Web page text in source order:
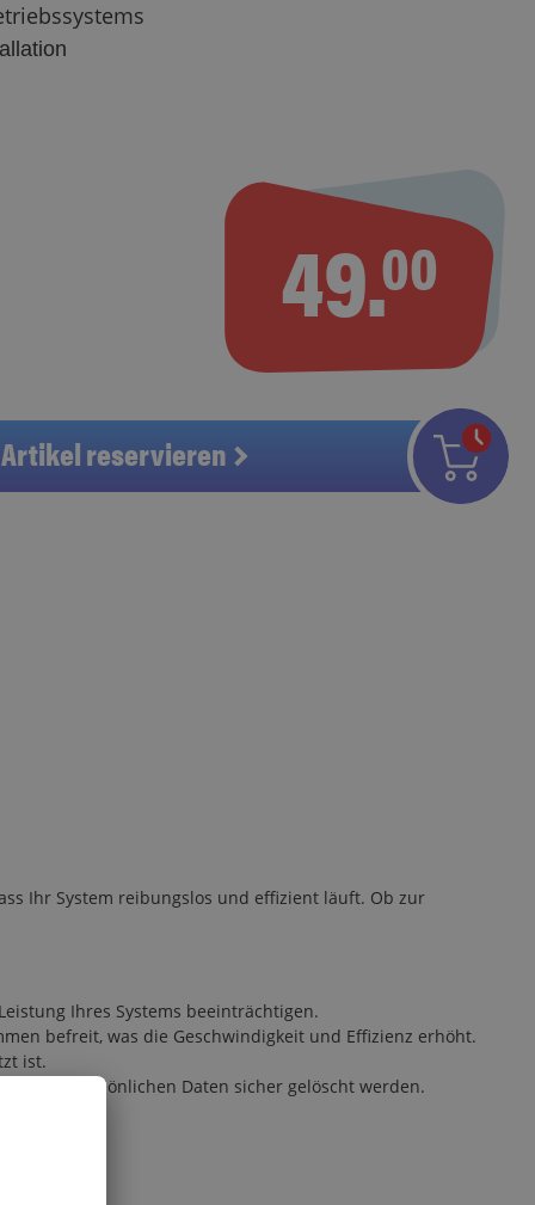
49.00
Artikel reservieren
Ihr System reibungslos und effizient läuft. Ob zur
Ihres Systems beeinträchtigen.
befreit, was die Geschwindigkeit und Effizienz erhöht.
ist.
alle persönlichen Daten sicher gelöscht werden.